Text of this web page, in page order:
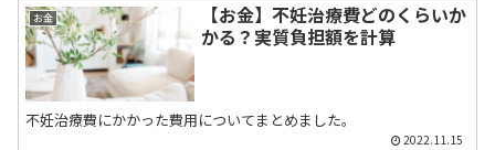
お金
【お金】不妊治療費どのくらいか
かる？実質負担額を計算
不妊治療費にかかった費用についてまとめました。
2022.11.15